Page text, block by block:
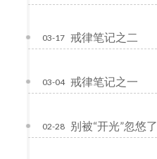
戒律笔记之二
03-17
戒律笔记之一
03-04
别被“开光”忽悠了
02-28